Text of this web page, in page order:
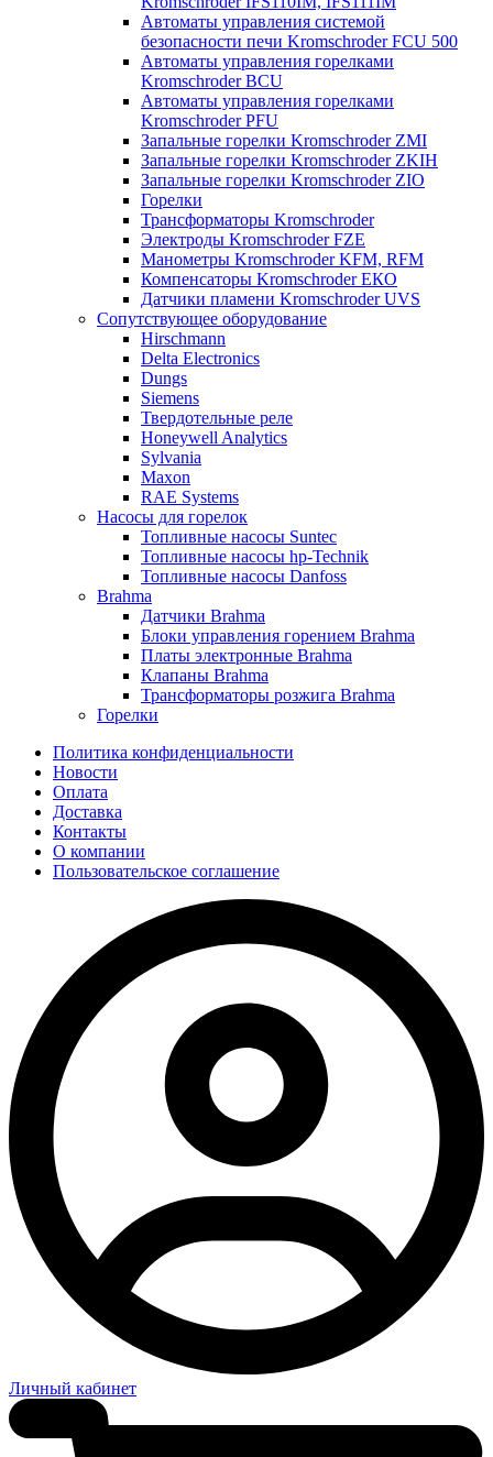
Автоматы управления системой
безопасности печи Kromschroder FCU 500
Автоматы управления горелками
Kromschroder BCU
Автоматы управления горелками
Kromschroder PFU
Запальные горелки Kromschroder ZМI
Запальные горелки Kromschroder ZKIH
Запальные горелки Kromschroder ZIO
Горелки
Трансформаторы Kromschroder
Электроды Kromschroder FZE
Манометры Kromschroder KFM, RFM
Компенсаторы Kromschroder ЕКО
Датчики пламени Kromschroder UVS
Сопутствующее оборудование
Hirschmann
Delta Electronics
Dungs
Siemens
Твердотельные реле
Honeywell Analytics
Sylvania
Maxon
RAE Systems
Насосы для горелок
Топливные насосы Suntec
Топливные насосы hp-Technik
Топливные насосы Danfoss
Brahma
Датчики Brahma
Блоки управления горением Brahma
Платы электронные Brahma
Клапаны Brahma
Трансформаторы розжига Brahma
Горелки
Политика конфиденциальности
Новости
Оплата
Доставка
Контакты
О компании
Пользовательское соглашение
Личный кабинет